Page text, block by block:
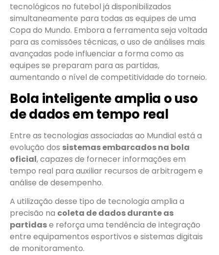
tecnológicos no futebol já disponibilizados
simultaneamente para todas as equipes de uma
Copa do Mundo. Embora a ferramenta seja voltada
para as comissões técnicas, o uso de análises mais
avançadas pode influenciar a forma como as
equipes se preparam para as partidas,
aumentando o nível de competitividade do torneio.
Bola inteligente amplia o uso
de dados em tempo real
Entre as tecnologias associadas ao Mundial está a
evolução dos sistemas embarcados na bola
oficial, capazes de fornecer informações em
tempo real para auxiliar recursos de arbitragem e
análise de desempenho.
A utilização desse tipo de tecnologia amplia a
precisão na coleta de dados durante as
partidase reforça uma tendência de integração
entre equipamentos esportivos e sistemas digitais
de monitoramento.